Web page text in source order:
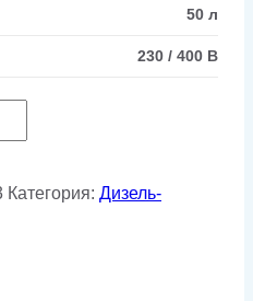
50 л
230 / 400 В
Категория: Дизель-